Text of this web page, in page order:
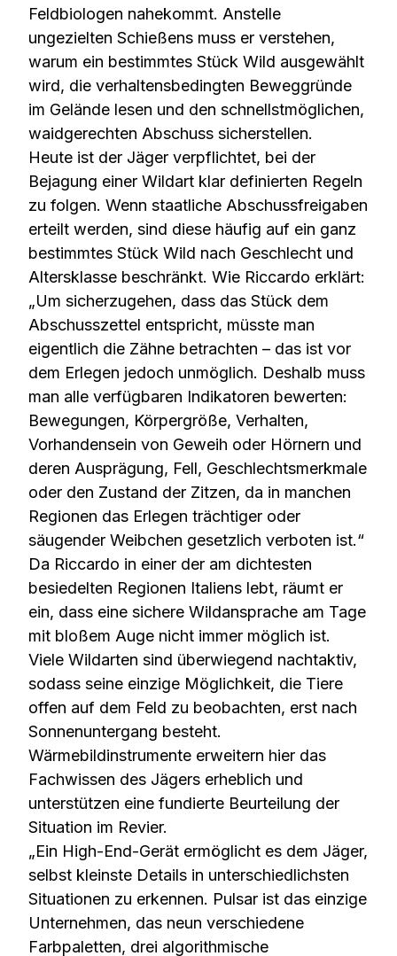
Feldbiologen nahekommt. Anstelle
ungezielten Schießens muss er verstehen,
warum ein bestimmtes Stück Wild ausgewählt
wird, die verhaltensbedingten Beweggründe
im Gelände lesen und den schnellstmöglichen,
waidgerechten Abschuss sicherstellen.
Heute ist der Jäger verpflichtet, bei der
Bejagung einer Wildart klar definierten Regeln
zu folgen. Wenn staatliche Abschussfreigaben
erteilt werden, sind diese häufig auf ein ganz
bestimmtes Stück Wild nach Geschlecht und
Altersklasse beschränkt. Wie Riccardo erklärt:
„Um sicherzugehen, dass das Stück dem
Abschusszettel entspricht, müsste man
eigentlich die Zähne betrachten – das ist vor
dem Erlegen jedoch unmöglich. Deshalb muss
man alle verfügbaren Indikatoren bewerten:
Bewegungen, Körpergröße, Verhalten,
Vorhandensein von Geweih oder Hörnern und
deren Ausprägung, Fell, Geschlechtsmerkmale
oder den Zustand der Zitzen, da in manchen
Regionen das Erlegen trächtiger oder
säugender Weibchen gesetzlich verboten ist.“
Da Riccardo in einer der am dichtesten
besiedelten Regionen Italiens lebt, räumt er
ein, dass eine sichere Wildansprache am Tage
mit bloßem Auge nicht immer möglich ist.
Viele Wildarten sind überwiegend nachtaktiv,
sodass seine einzige Möglichkeit, die Tiere
offen auf dem Feld zu beobachten, erst nach
Sonnenuntergang besteht.
Wärmebildinstrumente erweitern hier das
Fachwissen des Jägers erheblich und
unterstützen eine fundierte Beurteilung der
Situation im Revier.
„Ein High-End-Gerät ermöglicht es dem Jäger,
selbst kleinste Details in unterschiedlichsten
Situationen zu erkennen. Pulsar ist das einzige
Unternehmen, das neun verschiedene
Farbpaletten, drei algorithmische